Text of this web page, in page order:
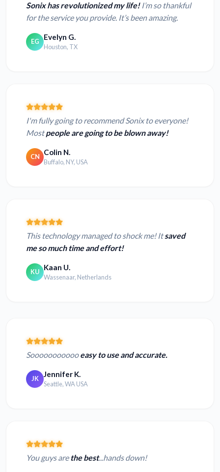
Sonix has revolutionized my life!I’m so thankful
for the service you provide. It’s been amazing.
EG Evelyn G.
Houston, TX
I'm fully going to recommend Sonix to everyone!
Mostpeople are going to be blown away!
CN Colin N.
Buffalo, NY, USA
This technology managed to shock me! Itsaved
me so much time and effort!
KU Kaan U.
Wassenaar, Netherlands
Soooooooooooeasy to use and accurate.
JK Jennifer K.
Seattle, WA USA
You guys are the best...hands down!